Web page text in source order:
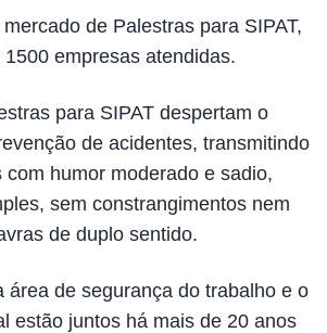
de Palestras para SIPAT,
1500 empresas atendidas.
para SIPAT despertam o
de acidentes, transmitindo
com humor moderado e sadio,
sem constrangimentos nem
de duplo sentido.
área de segurança do trabalho e o
estão juntos há mais de 20 anos